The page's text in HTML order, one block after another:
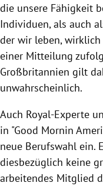
die unsere Fähigkeit
Individuen, als auch
der wir leben, wirklich
einer Mitteilung
Großbritannien gilt
unwahrscheinlich.
Auch Royal-Experte
in "Good Mornin
neue Berufswahl ein.
diesbezüglich keine
arbeitendes Mitglied